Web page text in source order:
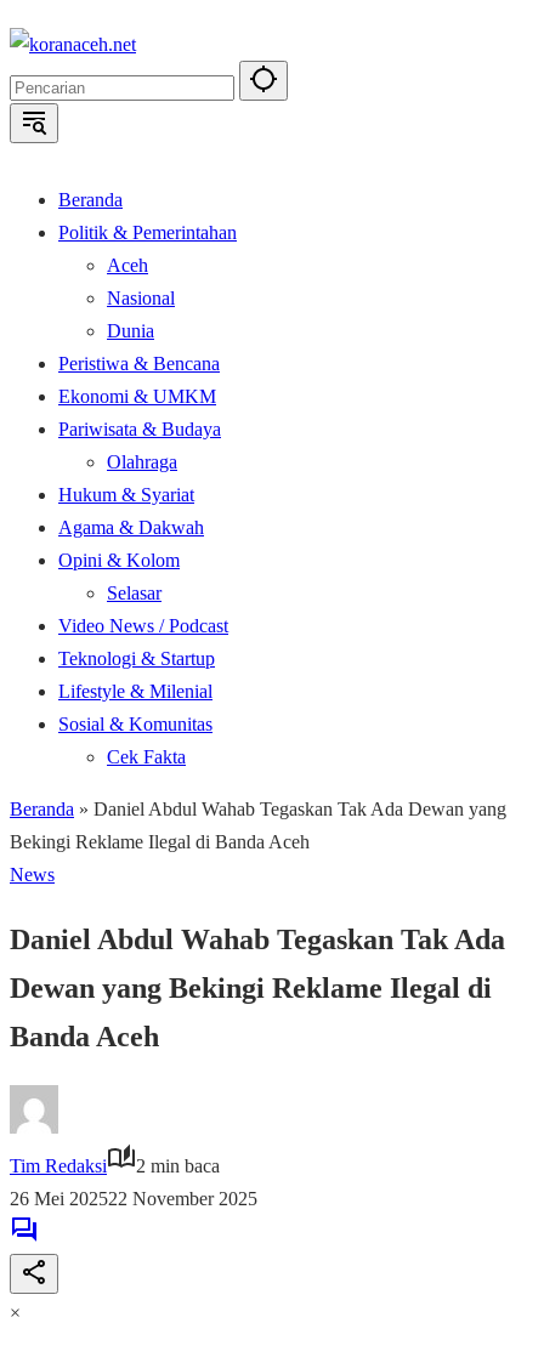
Langsung
konten
Beranda
Politik & Pemerintahan
Aceh
Nasional
Dunia
Peristiwa & Bencana
Ekonomi & UMKM
Pariwisata & Budaya
Olahraga
Hukum & Syariat
Agama & Dakwah
Opini & Kolom
Selasar
Video News / Podcast
Teknologi & Startup
Lifestyle & Milenial
Sosial & Komunitas
Cek Fakta
Beranda » Daniel Abdul Wahab Tegaskan Tak Ada Dewan yang
Bekingi Reklame Ilegal di Banda Aceh
News
Daniel Abdul Wahab Tegaskan Tak Ada
Dewan yang Bekingi Reklame Ilegal di
Banda Aceh
Tim Redaksi
2 min baca
26 Mei 202522 November 2025
×